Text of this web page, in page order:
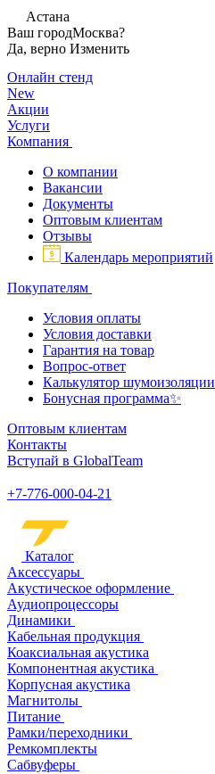
Астана
Ваш городМосква?
Да, верно Изменить
Онлайн стенд
New
Акции
Услуги
Компания
О компании
Вакансии
Документы
Оптовым клиентам
Отзывы
Календарь мероприятий
Покупателям
Условия оплаты
Условия доставки
Гарантия на товар
Вопрос-ответ
Калькулятор шумоизоляции
Бонусная программа✨
Оптовым клиентам
Контакты
Вступай в GlobalTeam
+7-776-000-04-21
Каталог
Аксессуары
Акустическое оформление
Аудиопроцессоры
Динамики
Кабельная продукция
Коаксиальная акустика
Компонентная акустика
Корпусная акустика
Магнитолы
Питание
Рамки/переходники
Ремкомплекты
Сабвуферы